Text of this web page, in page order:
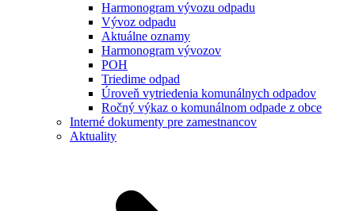
Harmonogram vývozu odpadu
Vývoz odpadu
Aktuálne oznamy
Harmonogram vývozov
POH
Triedime odpad
Úroveň vytriedenia komunálnych odpadov
Ročný výkaz o komunálnom odpade z obce
Interné dokumenty pre zamestnancov
Aktuality